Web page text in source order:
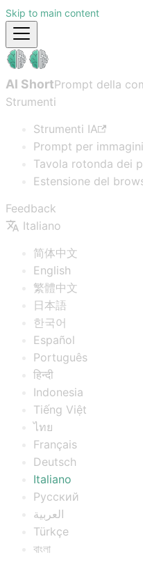
Skip to main content
AI ShortPrompt della
Strumenti
Strumenti IA
Prompt per
Tavola rotonda dei
Estensione del
Feedback
Italiano
简体中文
English
繁體中文
日本語
한국어
Español
Português
हिन्दी
Indonesia
Tiếng Việt
ไทย
Français
Deutsch
Italiano
Русский
العربية
Türkçe
বাংলা